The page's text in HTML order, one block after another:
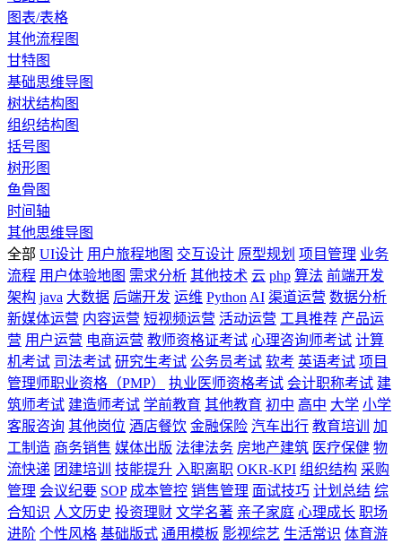
图表/表格
其他流程图
甘特图
基础思维导图
树状结构图
组织结构图
括号图
树形图
鱼骨图
时间轴
其他思维导图
全部 UI设计 用户旅程地图 交互设计 原型规划 项目管理 业务
流程 用户体验地图 需求分析 其他技术 云 php 算法 前端开发
架构 java 大数据 后端开发 运维 Python AI 渠道运营 数据分析
新媒体运营 内容运营 短视频运营 活动运营 工具推荐 产品运
营 用户运营 电商运营 教师资格证考试 心理咨询师考试 计算
机考试 司法考试 研究生考试 公务员考试 软考 英语考试 项目
管理师职业资格（PMP）
执业医师资格考试 会计职称考试 建
筑师考试 建造师考试 学前教育 其他教育 初中 高中 大学 小学
客服咨询 其他岗位 酒店餐饮 金融保险 汽车出行 教育培训
加
工制造 商务销售 媒体出版 法律法务 房地产建筑 医疗保健 物
流快递 团建培训 技能提升 入职离职 OKR-KPI 组织结构 采购
管理 会议纪要 SOP 成本管控 销售管理 面试技巧 计划总结 综
合知识 人文历史 投资理财 文学名著 亲子家庭 心理成长 职场
进阶 个性风格 基础版式 通用模板 影视综艺 生活常识 体育游